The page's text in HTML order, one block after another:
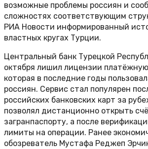
возможные проблемы россиян и
сложностях соответствующим
РИА Новости информированный
властных кругах Турции.
Центральный банк Турецкой
октября лишил лицензии
которая в последние годы
россиян. Сервис стал популярен
российских банковских карт за
позволял дистанционно открыть
загранпаспорту, а после
лимиты на операции. Ранее
обозреватель Мустафа Реджеп